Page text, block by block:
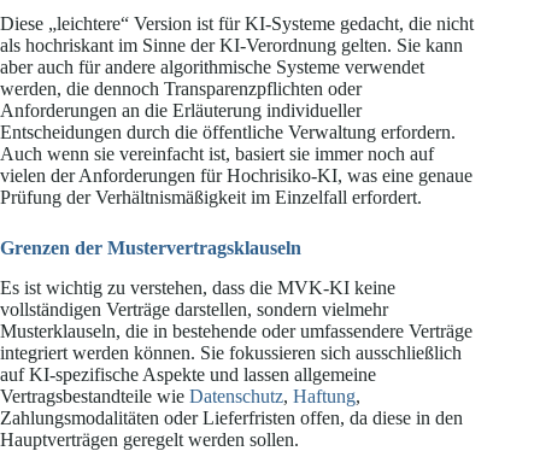
Diese „leichtere“ Version ist für KI-Systeme gedacht, die nicht
als hochriskant im Sinne der KI-Verordnung gelten. Sie kann
aber auch für andere algorithmische Systeme verwendet
werden, die dennoch Transparenzpflichten oder
Anforderungen an die Erläuterung individueller
Entscheidungen durch die öffentliche Verwaltung erfordern.
Auch wenn sie vereinfacht ist, basiert sie immer noch auf
vielen der Anforderungen für Hochrisiko-KI, was eine genaue
Prüfung der Verhältnismäßigkeit im Einzelfall erfordert.
Grenzen der Mustervertragsklauseln
Es ist wichtig zu verstehen, dass die MVK-KI keine
vollständigen Verträge darstellen, sondern vielmehr
Musterklauseln, die in bestehende oder umfassendere Verträge
integriert werden können. Sie fokussieren sich ausschließlich
auf KI-spezifische Aspekte und lassen allgemeine
Vertragsbestandteile wie Datenschutz, Haftung,
Zahlungsmodalitäten oder Lieferfristen offen, da diese in den
Hauptverträgen geregelt werden sollen.